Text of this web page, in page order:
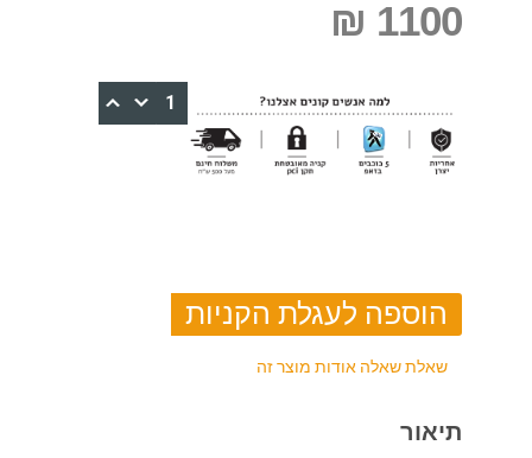
1100 ₪
שאלת שאלה אודות מוצר זה
תיאור